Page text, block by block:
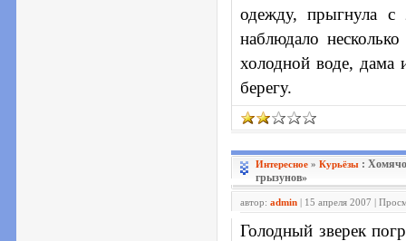
одежду, прыгнула с
наблюдало
холодной воде, дама
берегу.
Интересное » Курьёзы :
грызунов»
автор: admin | 15 апреля 2007 |
Голодный зверек